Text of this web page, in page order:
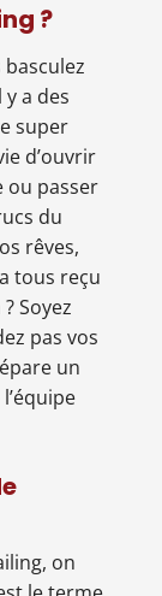
?
a des
super
d’ouvrir
ou passer
du
rêves,
tous reçu
Soyez
pas vos
un
on